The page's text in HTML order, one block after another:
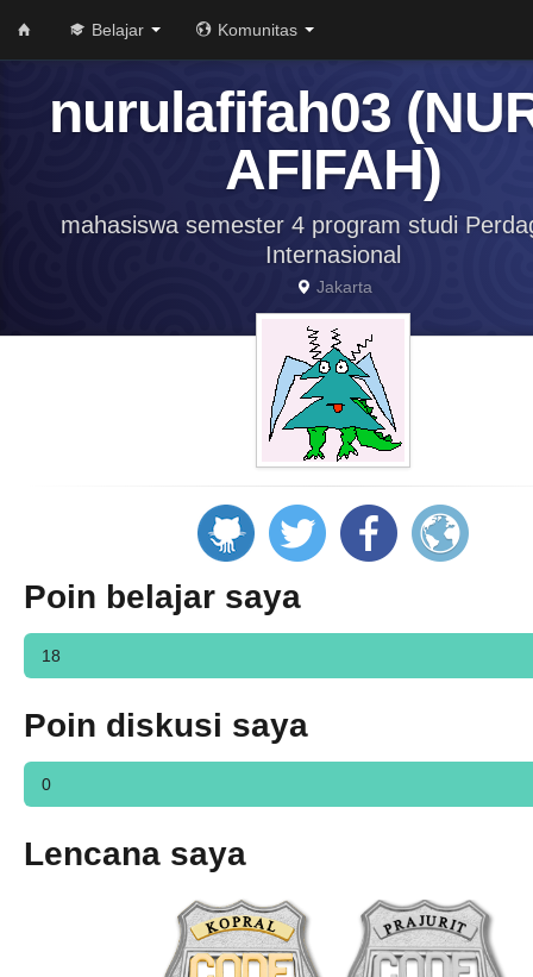
Belajar Komunitas
nurulafifah03
AFIFAH)
mahasiswa semester 4 program studi
Internasional
Jakarta
Poin belajar saya
18
Poin diskusi saya
0
Lencana saya